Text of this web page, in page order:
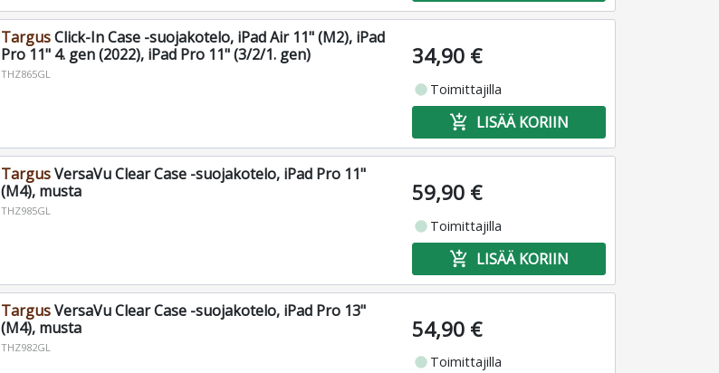
TargusClick-In Case -suojakotelo, iPad Air 11" (M2), iPad
Pro 11" 4. gen (2022), iPad Pro 11" (3/2/1. gen)
THZ865GL
34,90 €
fiber_manual_record Toimittajilla
add_shopping_cart LISÄÄ KORIIN
TargusVersaVu Clear Case -suojakotelo, iPad Pro 11"
(M4), musta
THZ985GL
59,90 €
fiber_manual_record Toimittajilla
add_shopping_cart LISÄÄ KORIIN
TargusVersaVu Clear Case -suojakotelo, iPad Pro 13"
(M4), musta
THZ982GL
54,90 €
fiber_manual_record Toimittajilla